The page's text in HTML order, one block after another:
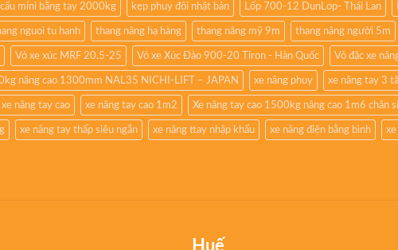
cẩu mini bằng tay 2000kg kẹp phuy đôi nhật bản Lốp 700-12 DunLop- Thái Lan
nguoi tu hanh thang nâng hạ hàng thang nâng mỹ 9m thang nâng người 5m
Vỏ xe xúc MRF 20.5-25 Vỏ xe Xúc Đào 900-20 Tiron - Hàn Quốc Vỏ đặc xe
nâng cao 1300mm NAL35 NICHI-LIFT – JAPAN xe nâng phuy xe nâng tay 3
xe nâng tay cao xe nâng tay cao 1m2 Xe nâng tay cao 1500kg nâng cao 1m6
xe nâng tay thấp siêu ngắn xe nâng ttay nhập khẩu xe nâng điện bằng bình xe
Huế